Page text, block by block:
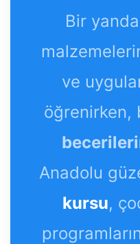
Bir
ve
öğrenirken,
Anadolu
kursu,